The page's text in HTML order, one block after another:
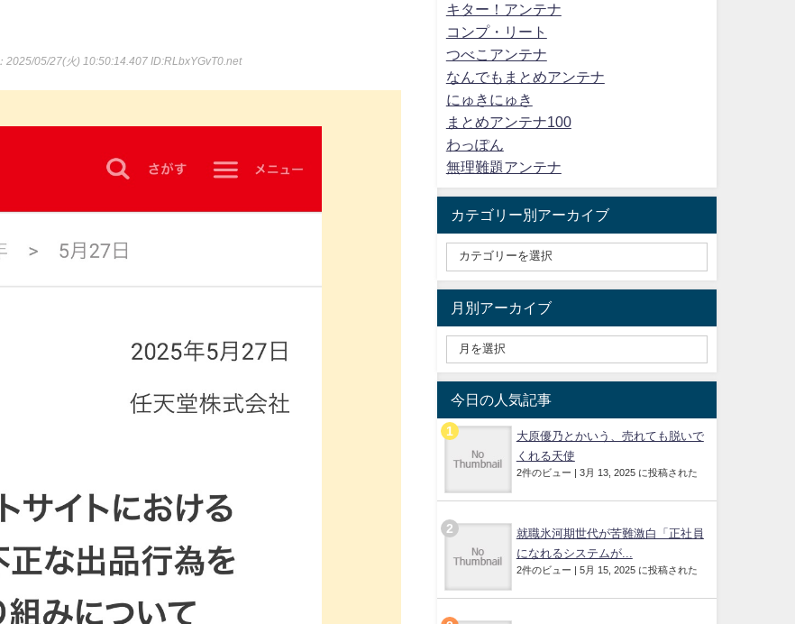
：2025/05/27(火) 10:50:14.407ID:RLbxYGvT0.net
キター！アンテナ
コンプ・リート
つべこアンテナ
なんでもまとめアンテナ
にゅきにゅき
まとめアンテナ100
わっぽん
無理難題アンテナ
カテゴリー別アーカイブ
月別アーカイブ
今日の人気記事
大原優乃とかいう、売れても脱いで
くれる天使
2件のビュー 3月 13, 2025 に投稿された
就職氷河期世代が苦難激白「正社員
になれるシステムが...
2件のビュー 5月 15, 2025 に投稿された